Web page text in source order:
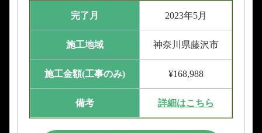
完了月 2023年5月
施工地域 神奈川県藤沢市
施工金額(工事のみ) ¥168,988
備考 詳細はこちら